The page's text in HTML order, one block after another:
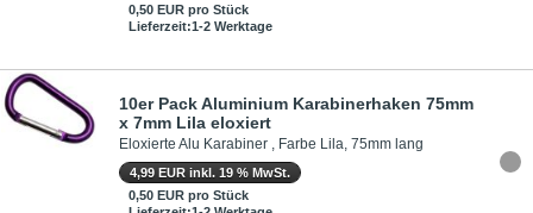
0,50 EUR pro Stück
Lieferzeit:1-2 Werktage
10er Pack Aluminium Karabinerhaken 75mm
x 7mm Lila eloxiert
Eloxierte Alu Karabiner , Farbe Lila, 75mm lang
4,99 EUR inkl. 19 % MwSt.
0,50 EUR pro Stück